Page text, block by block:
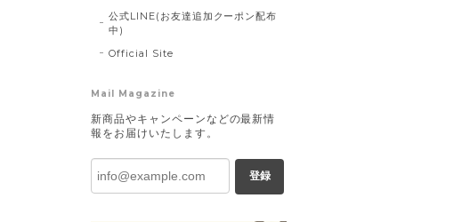
公式LINE(お友達追加クーポン配布
中)
Official Site
Mail Magazine
新商品やキャンペーンなどの最新情
報をお届けいたします。
登録